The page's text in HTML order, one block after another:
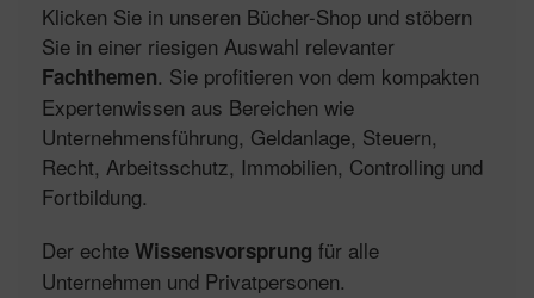
Klicken Sie in unseren Bücher-Shop und stöbern
Sie in einer riesigen Auswahl relevanter
Fachthemen. Sie profitieren von dem kompakten
Expertenwissen aus Bereichen wie
Unternehmensführung, Geldanlage, Steuern,
Recht, Arbeitsschutz, Immobilien, Controlling und
Fortbildung.
Der echte Wissensvorsprung für alle
Unternehmen und Privatpersonen.